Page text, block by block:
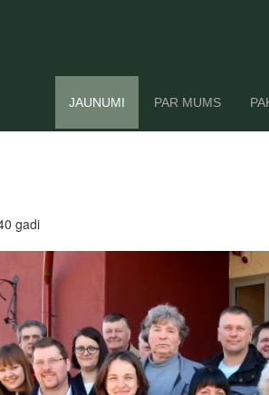
JAUNUMI PAR MUMS
gadi